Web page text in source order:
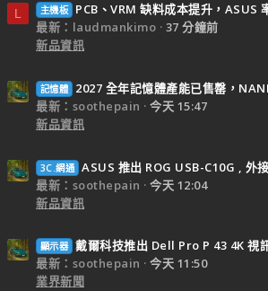
L 主機板
PCB、VRM 缺料成本提升，ASUS
最新：laudmankimo
37 分鐘前
新品資訊
記憶體
2027 全年記憶體產能已售罄，
最新：soothepain
今天 15:47
新品資訊
3C.網通 ASUS 推出 ROG USB-C10G , 外
最新：soothepain
今天 12:04
新品資訊
顯示器 戴爾科技推出 Dell Pro P 43 4K 視
最新：soothepain
今天 11:50
業界新聞